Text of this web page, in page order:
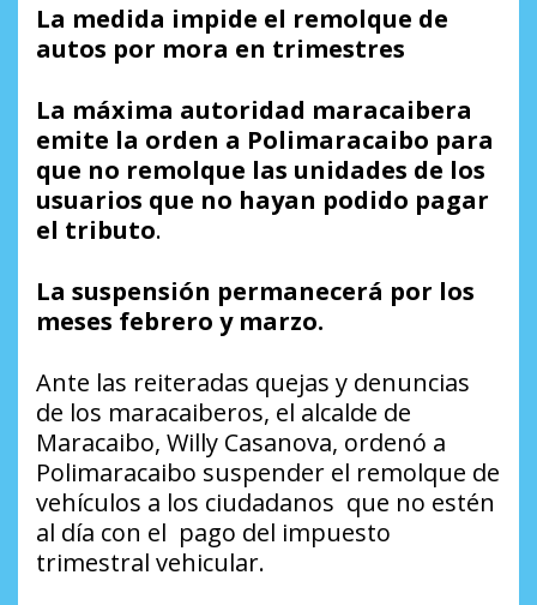
La medida impide el remolque de
autos por mora en trimestres
La máxima autoridad maracaibera
emite la orden a Polimaracaibo para
que no remolque las unidades de los
usuarios que no hayan podido pagar
el tributo.
La suspensión permanecerá por los
meses febrero y marzo.
Ante las reiteradas quejas y denuncias
de los maracaiberos, el alcalde de
Maracaibo, Willy Casanova, ordenó a
Polimaracaibo suspender el remolque de
vehículos a los ciudadanos que no estén
al día con el pago del impuesto
trimestral vehicular.